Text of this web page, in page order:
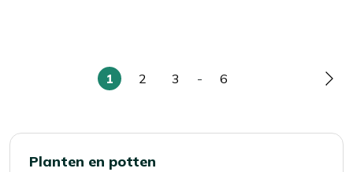
U
1
Pagina
2
Pagina
3 -
Pagina
6
Planten en potten